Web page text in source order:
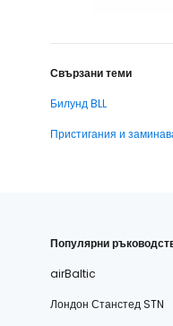
Свързани теми
Билунд BLL
Пристигания и
Популярни
airBaltic
Лондон Станстед STN